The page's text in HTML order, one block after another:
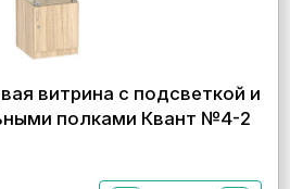
витрина с подсветкой и
полками Квант №4-2